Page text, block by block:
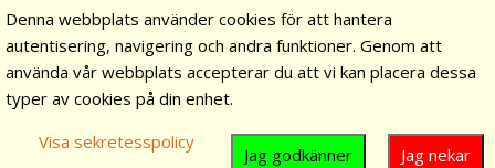
Denna webbplats använder cookies för att hantera
autentisering, navigering och andra funktioner. Genom att
använda vår webbplats accepterar du att vi kan placera dessa
typer av cookies på din enhet.
Visa sekretesspolicy
Jag nekar
Jag godkänner